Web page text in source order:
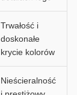
Trwałość i
doskonałe
krycie kolorów
Nieścieralność